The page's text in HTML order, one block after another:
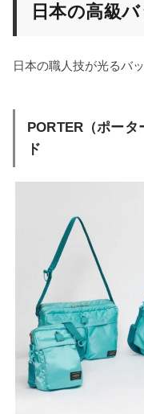
日本の高級
日本の職人技が光るバ
PORTER（ポー
ド